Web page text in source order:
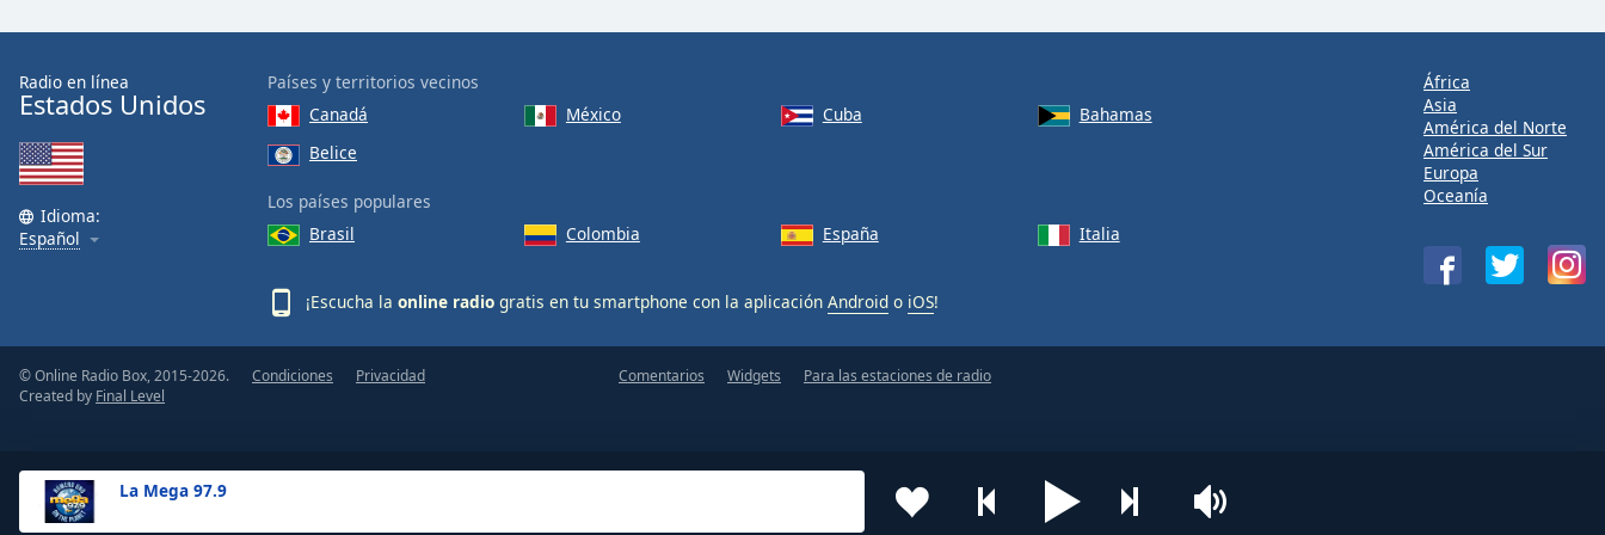
Text
Opacity
Background
La Mega 97.9
Radio en línea
Estados Unidos
Idioma:
Español
Países y territorios vecinos
Canadá
México Cuba
Bahamas
Belice
Los países populares
Brasil
Colombia España Italia
¡Escucha la online radio gratis en tu smartphone con la aplicación Android o iOS!
África
Asia
América del Norte
América del Sur
Europa
Oceanía
© Online Radio Box, 2015-2026.
Created by Final Level
Condiciones Privacidad Comentarios Widgets Para las estaciones de radio